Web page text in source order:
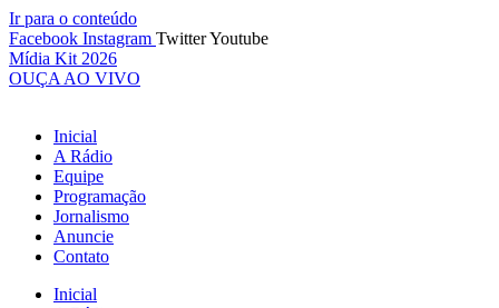
Ir para o conteúdo
Facebook Instagram TwitterYoutube
Mídia Kit 2026
OUÇA AO VIVO
Inicial
A Rádio
Equipe
Programação
Jornalismo
Anuncie
Contato
Inicial